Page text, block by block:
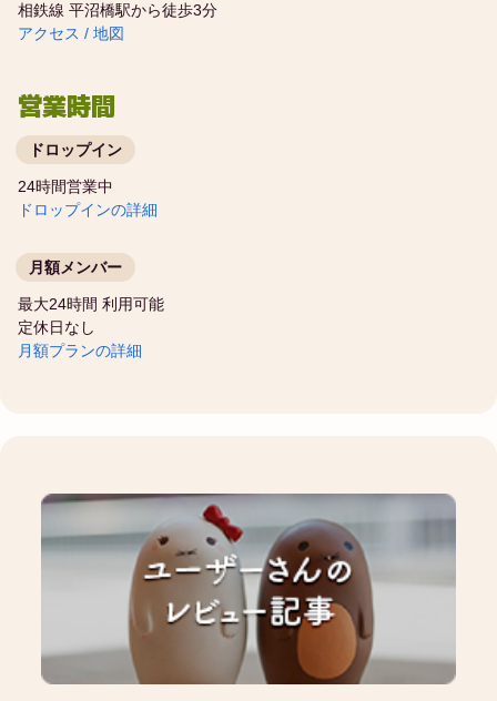
相鉄線 平沼橋駅から徒歩3分
アクセス / 地図
営業時間
ドロップイン
24時間営業中
ドロップインの詳細
月額メンバー
最大24時間 利用可能
定休日なし
月額プランの詳細